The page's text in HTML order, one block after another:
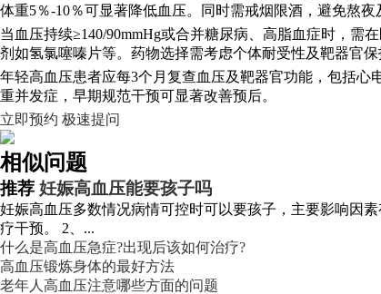
体重5％-10％可显著降低血压。同时需戒烟限酒，避免熬夜
当血压持续≥140/90mmHg或合并糖尿病、高脂血症时，
剂如氢氯噻嗪片等。药物选择需考虑个体耐受性及靶器官
年轻高血压患者应每3个月复查血压及靶器官功能，包括
重并发症，早期规范干预可显著改善预后。
立即预约 极速提问
相似问题
推荐 妊娠高血压能要孩子吗
妊娠高血压多数情况病情可控时可以要孩子，主要影响因
疗干预。 2、...
什么是高血压急症?出现后该如何治疗?
高血压锻炼身体的最好方法
老年人高血压注意哪些方面的问题